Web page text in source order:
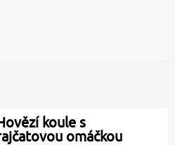
koule s
omáčkou